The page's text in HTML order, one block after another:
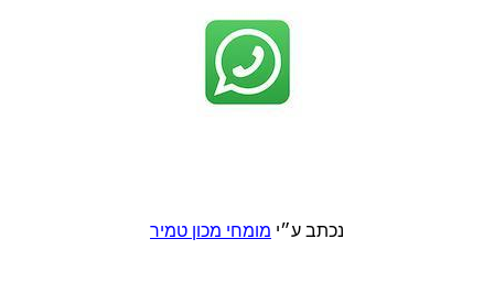
נכתב ע״י מומחי מכון טמיר